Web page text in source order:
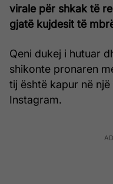
virale për shkak të
gjatë kujdesit të
Qeni dukej i hutuar
shikonte pronaren
tij është kapur në
Instagram.